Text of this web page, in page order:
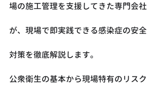
場の施工管理を支援してきた専門会社
が、現場で即実践できる感染症の安全
対策を徹底解説します。
公衆衛生の基本から現場特有のリスク